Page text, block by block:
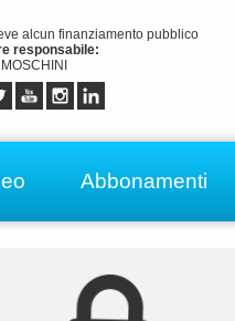
alcun finanziamento pubblico
responsabile:
Abbonamenti